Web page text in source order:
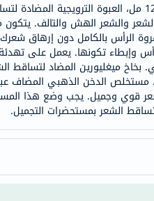
شامبو ميغليورين لتساقط الشعر 200 مل + بخاخ مضاد لتساقط
والشعر الهش والتالف.
درجة حموضة 5.5 مما يساعد على تنظيف فروة
تكونها. يعمل على
بخاخ ميغليورين المضاد
مستخلص الدخن الذهبي
قوي وجميل. يجب وضع هذا
الشعر بمستحضرات التجميل.